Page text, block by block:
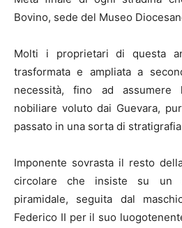
Bovino, sede del Museo
Molti i proprietari di questa
trasformata e ampliata a
necessità, fino ad
nobiliare voluto dai Guevara,
passato in una sorta di
Imponente sovrasta il resto
circolare che insiste su un
piramidale, seguita dal
Federico II per il suo